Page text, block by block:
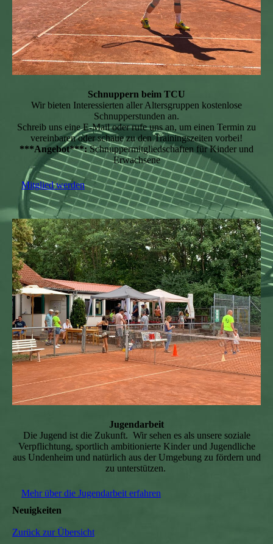
Schnuppern beim TCU
Wir bieten Interessierten aller Altersgruppen kostenlose
Schnupperstunden an.
Schreib uns eine E-Mail oder rufe uns an, um einen Termin zu
vereinbaren oder schaue zu den Trainingszeiten vorbei!
***Angebot***:Schnuppermitgliedschaften für Kinder und
Erwachsene
Mitglied werden
Jugendarbeit
Die Jugend ist die Zukunft. Wir sehen es als unsere soziale
Verpflichtung, sportlich ambitionierte Kinder und Jugendliche
aus Undenheim und natürlich aus der Umgebung zu fördern und
zu unterstützen.
Mehr über die Jugendarbeit erfahren
Neuigkeiten
Zurück zur Übersicht